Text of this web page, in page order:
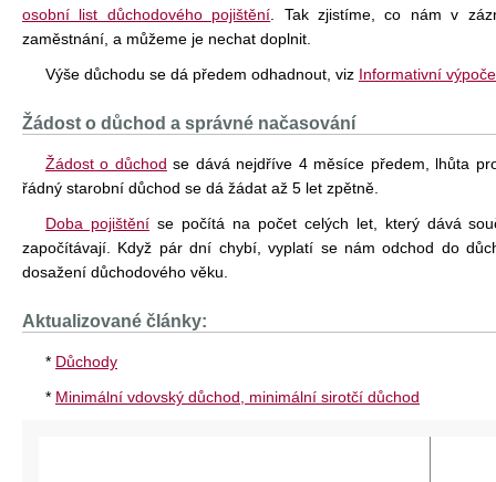
osobní list důchodového pojištění . Tak zjistíme, co nám v
zaměstnání, a můžeme je nechat doplnit.
Výše důchodu se dá předem odhadnout, viz Informativní
Žádost o důchod a správné načasování
Žádost o důchod se dává nejdříve 4 měsíce předem, lhůta
řádný starobní důchod se dá žádat až 5 let zpětně.
Doba pojištěníse počítá na počet celých let, který dává
započítávají. Když pár dní chybí, vyplatí se nám odchod do
dosažení důchodového věku.
Aktualizované články:
* Důchody
* Minimální vdovský důchod, minimální sirotčí důchod